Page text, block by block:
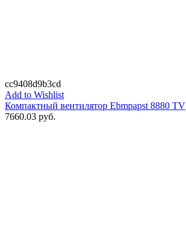
cc9408d9b3cd
Add to Wishlist
Компактный вентилятор Ebmpapst 8880 TV
7660.03 руб.